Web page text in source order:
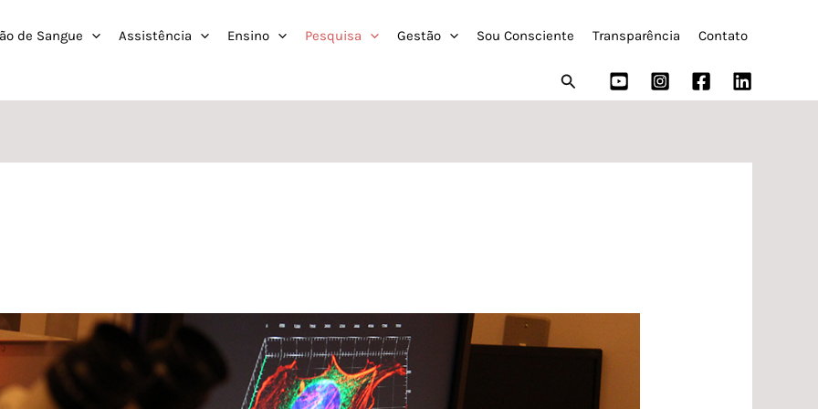
de Sangue Assistência Ensino Pesquisa Gestão Sou Consciente Transparência Contato
Pesquisar